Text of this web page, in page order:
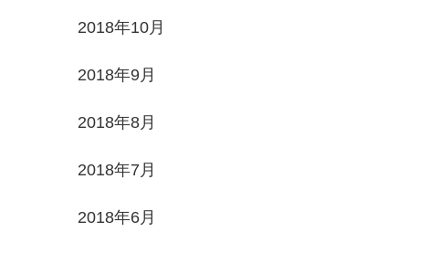
2018年10月
2018年9月
2018年8月
2018年7月
2018年6月